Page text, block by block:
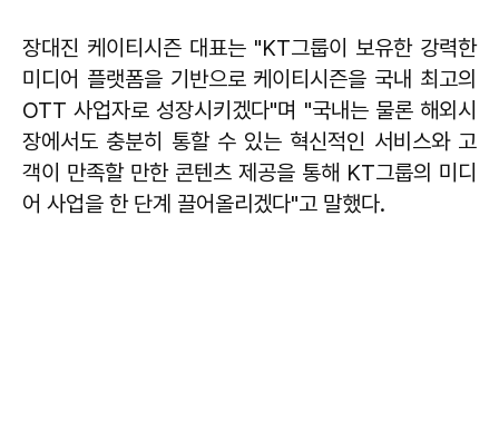
장대진 케이티시즌 대표는 "KT그룹이 보유한 강력한
미디어 플랫폼을 기반으로 케이티시즌을 국내 최고의
OTT 사업자로 성장시키겠다"며 "국내는 물론 해외시
장에서도 충분히 통할 수 있는 혁신적인 서비스와 고
객이 만족할 만한 콘텐츠 제공을 통해 KT그룹의 미디
어 사업을 한 단계 끌어올리겠다"고 말했다.